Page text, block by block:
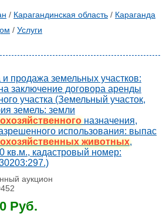
/ Карагандинская область / Караганда
/ Услуги
продажа земельных участков:
заключение договора аренды
участка (Земельный участок,
земель: земли
назначения,
использования: выпас
животных,
кв.м., кадастровый номер:
аукцион
Руб.